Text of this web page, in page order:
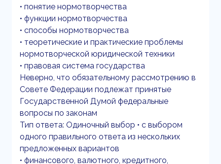
• понятие нормотворчества
• функции нормотворчества
• способы нормотворчества
• теоретические и практические проблемы
нормотворческой юридической техники
• правовая система государства
Неверно, что обязательному рассмотрению в
Совете Федерации подлежат принятые
Государственной Думой федеральные
вопросы по законам
Тип ответа: Одиночный выбор • с выбором
одного правильного ответа из нескольких
предложенных вариантов
• финансового, валютного, кредитного,